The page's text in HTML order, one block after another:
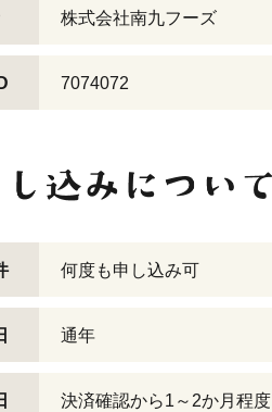
株式会社南九フーズ
7074072
何度も申し込み可
通年
決済確認から1～2か月程度